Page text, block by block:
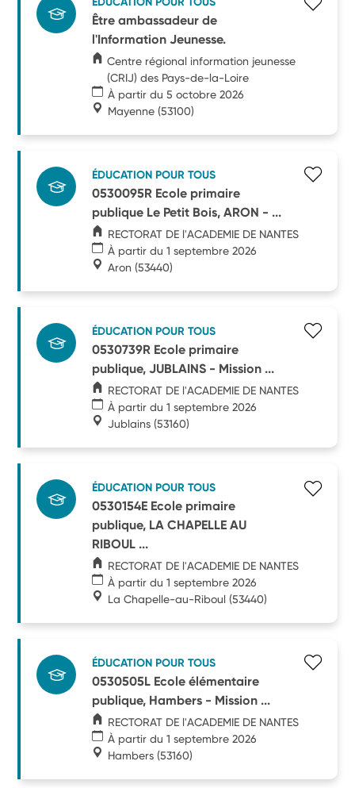
Être ambassadeur de
l'Information Jeunesse.
Centre régional information jeunesse
(CRIJ) des Pays-de-la-Loire
À partir du 5 octobre 2026
Mayenne (53100)
ÉDUCATION POUR TOUS
0530095R Ecole primaire
publique Le Petit Bois, ARON - ...
RECTORAT DE l'ACADEMIE DE NANTES
À partir du 1 septembre 2026
Aron (53440)
ÉDUCATION POUR TOUS
0530739R Ecole primaire
publique, JUBLAINS - Mission ...
RECTORAT DE l'ACADEMIE DE NANTES
À partir du 1 septembre 2026
Jublains (53160)
ÉDUCATION POUR TOUS
0530154E Ecole primaire
publique, LA CHAPELLE AU
RIBOUL ...
RECTORAT DE l'ACADEMIE DE NANTES
À partir du 1 septembre 2026
La Chapelle-au-Riboul (53440)
ÉDUCATION POUR TOUS
0530505L Ecole élémentaire
publique, Hambers - Mission ...
RECTORAT DE l'ACADEMIE DE NANTES
À partir du 1 septembre 2026
Hambers (53160)